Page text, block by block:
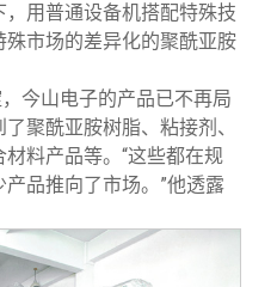
用普通设备机搭配特殊技
市场的差异化的聚酰亚胺
今山电子的产品已不再局
聚酰亚胺树脂、粘接剂、
料产品等。“这些都在规
品推向了市场。”他透露